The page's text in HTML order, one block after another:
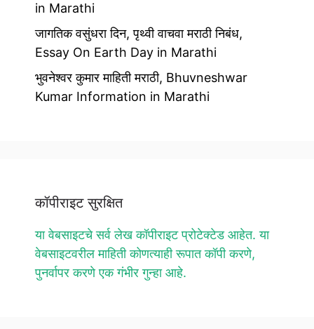
in Marathi
जागतिक वसुंधरा दिन, पृथ्वी वाचवा मराठी निबंध,
Essay On Earth Day in Marathi
भुवनेश्वर कुमार माहिती मराठी, Bhuvneshwar
Kumar Information in Marathi
कॉपीराइट सुरक्षित
या वेबसाइटचे सर्व लेख कॉपीराइट प्रोटेक्टेड आहेत. या
वेबसाइटवरील माहिती कोणत्याही रूपात कॉपी करणे,
पुनर्वापर करणे एक गंभीर गुन्हा आहे.